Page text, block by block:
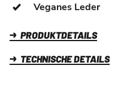
Veganes Leder
PRODUKTDETAILS
TECHNISCHE DETAILS